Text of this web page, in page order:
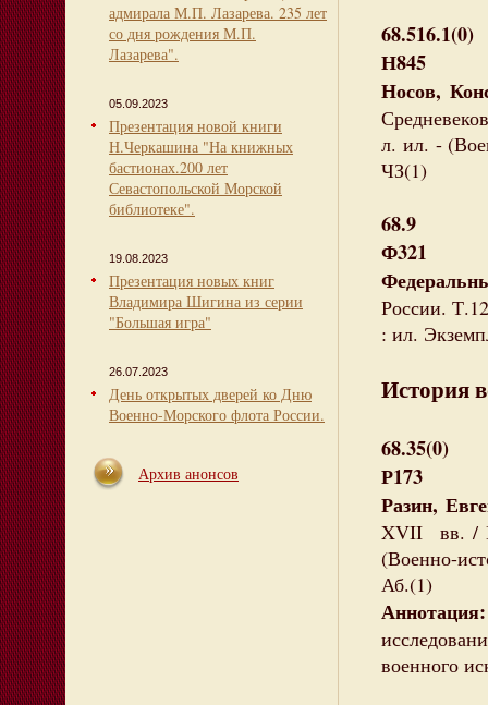
адмирала М.П. Лазарева. 235 лет
со дня рождения М.П.
Лазарева".
05.09.2023
Презентация новой книги
Н.Черкашина "На книжных
бастионах.200 лет
Севастопольской Морской
библиотеке".
19.08.2023
Презентация новых книг
Владимира Шигина из серии
"Большая игра"
26.07.2023
День открытых дверей ко Дню
Военно-Морского флота России.
Архив анонсов
68.516.1(0)
Н845
Носов,
л. ил. -
ЧЗ(1)
68.9
Ф321
России.
: ил.
История
68.35(0)
Р173
Разин,
XVII вв. /
(Военно-
Аб.(1)
Аннотация:
военного